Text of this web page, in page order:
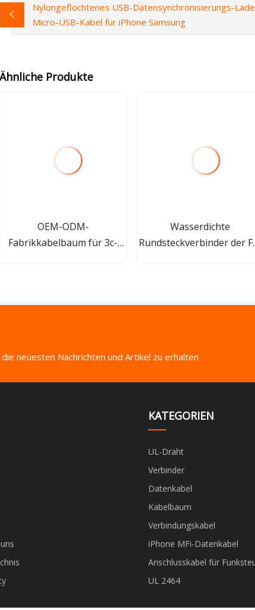
Nylongeflochtenes USB-Datensynchronisierungs-
Micro-USB-Kabel für iPhone Samsung
Ähnliche Produkte
OEM-ODM-
Fabrikkabelbaum für 3c-
Haushaltsgeräten und
Wasserdichte
Rundsteckverbinder der
neuesten Nachrichten und Artikel zu erhalten
KATEGORIEN
UL-Draht
Verbinder
Datenkabel
Kabelbaum
Verbindungskabel
iPhone MFi-Datenkabel
Anschlusskabel für
UL 2464